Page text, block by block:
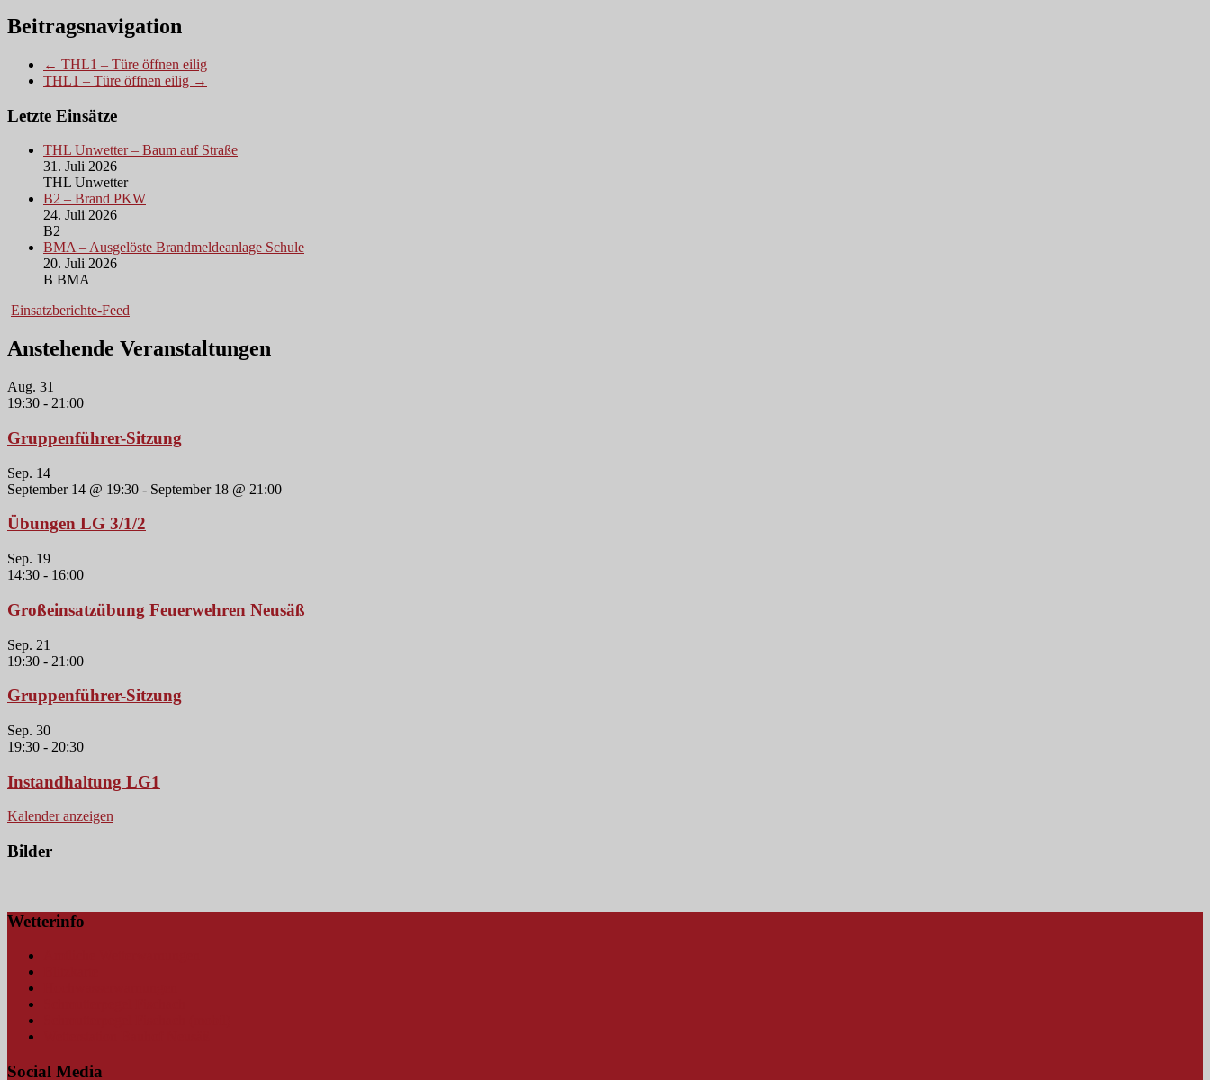
Beitragsnavigation
← THL1 – Türe öffnen eilig
THL1 – Türe öffnen eilig →
Letzte Einsätze
THL Unwetter – Baum auf Straße
31. Juli 2026
THL Unwetter
B2 – Brand PKW
24. Juli 2026
B2
BMA – Ausgelöste Brandmeldeanlage Schule
20. Juli 2026
B BMA
Einsatzberichte-Feed
Anstehende Veranstaltungen
Aug. 31
19:30 - 21:00
Gruppenführer-Sitzung
Sep. 14
September 14 @ 19:30 - September 18 @ 21:00
Übungen LG 3/1/2
Sep. 19
14:30 - 16:00
Großeinsatzübung Feuerwehren Neusäß
Sep. 21
19:30 - 21:00
Gruppenführer-Sitzung
Sep. 30
19:30 - 20:30
Instandhaltung LG1
Kalender anzeigen
Bilder
Wetterinfo
Social Media